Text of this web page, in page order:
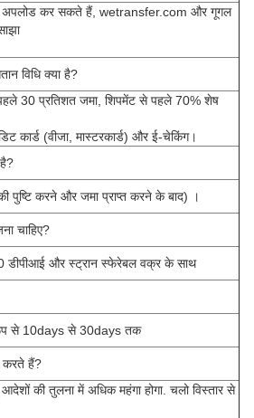
अपलोड कर सकते हैं, wetransfer.com और गूगल
विधि क्या है?
30 प्रतिशत जमा, शिपमेंट से पहले 70% शेष
कार्ड (वीजा, मास्टरकार्ड) और ई-चेकिंग।
पुष्टि करने और जमा प्राप्त करने के बाद) ।
चाहिए?
डीपीआई और स्ट्रान स्फेरेबल वक्र के साथ
से 10days से 30days तक
करते हैं?
की तुलना में अधिक महंगा होगा. चलो विस्तार से